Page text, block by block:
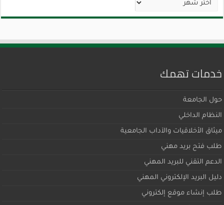
خدمات تهمك
حول الجامعة
النظام الداخلي
ميثاق اﻷخلاقيات والآداب الجامعية
طلب فتح بريد مهني
الدعم التقني للبريد المهني
دليل البريد الإلكتروني المهني
طلب إنشاء موقع إلكتروني